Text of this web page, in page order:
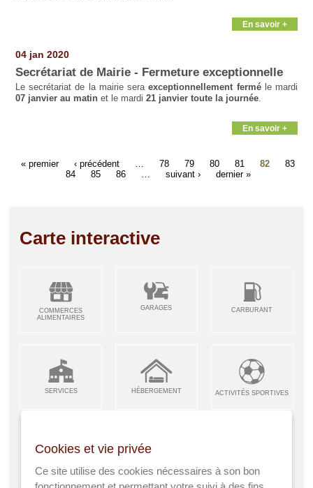
En savoir +
04 jan 2020
Secrétariat de Mairie - Fermeture exceptionnelle
Le secrétariat de la mairie seraexceptionnellement ferméle mardi
07 janvier au matinet le mardi 21 janvier toute la journée.
En savoir +
« premier ‹ précédent 78 79 80 81 82
83
84
85 86 suivant › dernier »
Carte interactive
COMMERCES
ALIMENTAIRES
GARAGES CARBURANT
SERVICES HÉBERGEMENT ACTIVITÉS SPORTIVES
ARTISANS &
INDUSTRIES
RESTAURANTS CAFÉS ENFANCE JEUNESSE
Cookies et vie privée
Ce site utilise des cookies nécessaires à son bon